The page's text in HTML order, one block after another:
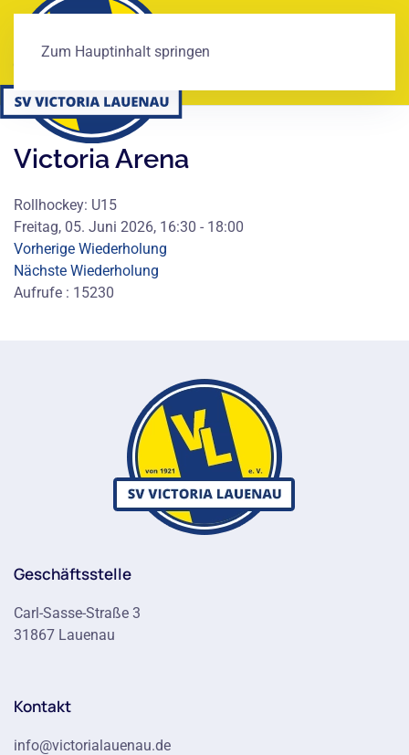
Zum Hauptinhalt springen
Victoria Arena
Rollhockey: U15
Freitag, 05. Juni 2026, 16:30 - 18:00
Vorherige Wiederholung
Nächste Wiederholung
Aufrufe : 15230
Geschäftsstelle
Carl-Sasse-Straße 3
31867 Lauenau
Kontakt
info@victorialauenau.de